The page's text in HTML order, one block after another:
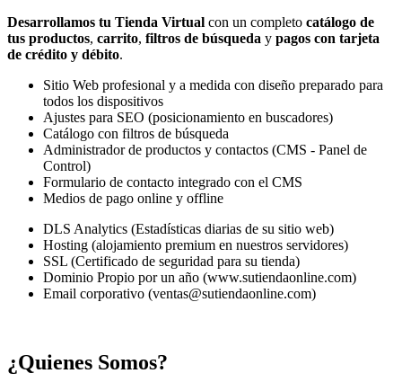
Desarrollamos tu Tienda Virtual con un completo catálogo de
tus productos, carrito, filtros de búsqueda y pagos con tarjeta
de crédito y débito.
Sitio Web profesional y a medida con diseño preparado para
todos los dispositivos
Ajustes para SEO (posicionamiento en buscadores)
Catálogo con filtros de búsqueda
Administrador de productos y contactos (CMS - Panel de
Control)
Formulario de contacto integrado con el CMS
Medios de pago online y offline
DLS Analytics (Estadísticas diarias de su sitio web)
Hosting (alojamiento premium en nuestros servidores)
SSL (Certificado de seguridad para su tienda)
Dominio Propio por un año (www.sutiendaonline.com)
Email corporativo (ventas@sutiendaonline.com)
¿Quienes Somos?